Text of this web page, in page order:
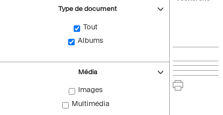
Type de document
Tout
Albums
Média
Images
Multimédia